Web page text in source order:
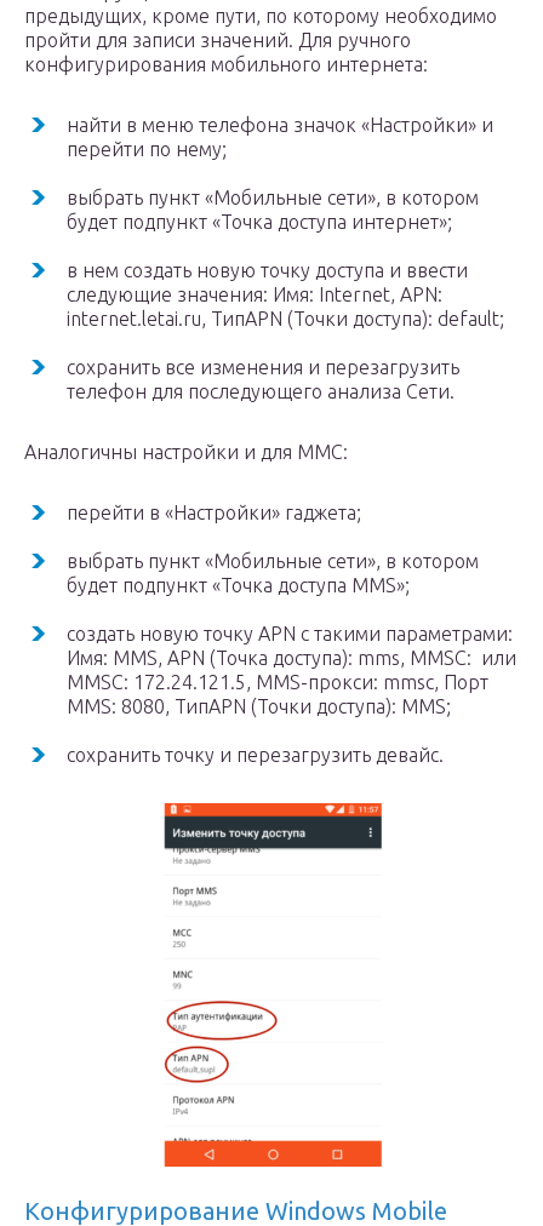
предыдущих, кроме пути, по которому необходимо
пройти для записи значений. Для ручного
конфигурирования мобильного интернета:
найти в меню телефона значок «Настройки» и
перейти по нему;
выбрать пункт «Мобильные сети», в котором
будет подпункт «Точка доступа интернет»;
в нем создать новую точку доступа и ввести
следующие значения: Имя: Internet, APN:
internet.letai.ru, ТипAPN (Точки доступа): default;
сохранить все изменения и перезагрузить
телефон для последующего анализа Сети.
Аналогичны настройки и для ММС:
перейти в «Настройки» гаджета;
выбрать пункт «Мобильные сети», в котором
будет подпункт «Точка доступа MMS»;
создать новую точку APN с такими параметрами:
Имя: MMS, APN (Точка доступа): mms, MMSC: или
MMSC: 172.24.121.5, MMS-прокси: mmsc, Порт
MMS: 8080, ТипAPN (Точки доступа): MMS;
сохранить точку и перезагрузить девайс.
Конфигурирование Windows Mobile